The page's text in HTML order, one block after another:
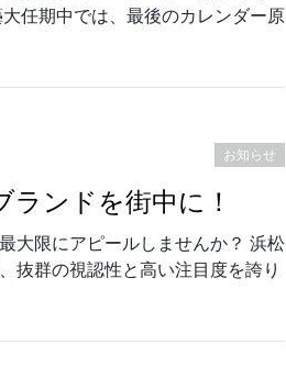
任期中では、最後のカレンダー原
お知らせ
ンドを街中に！
大限にアピールしませんか？ 浜松
抜群の視認性と高い注目度を誇り